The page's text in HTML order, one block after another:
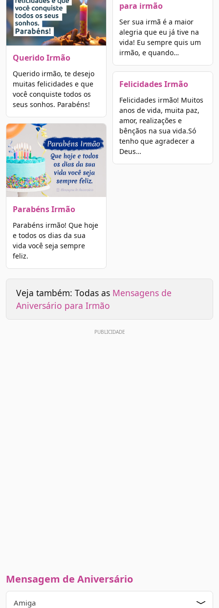
Querido Irmão
Querido irmão, te desejo
muitas felicidades e que
você conquiste todos os
seus sonhos. Parabéns!
Parabéns Irmão
Parabéns irmão! Que hoje
e todos os dias da sua
vida você seja sempre
feliz.
para irmão
Ser sua irmã é a maior
alegria que eu já tive na
vida! Eu sempre quis um
irmão, e quando…
Felicidades Irmão
Felicidades irmão! Muitos
anos de vida, muita paz,
amor, realizações e
bênçãos na sua vida.Só
tenho que agradecer a
Deus…
Veja também: Todas as Mensagens de
Aniversário para Irmão
Mensagem de Aniversário
Amiga